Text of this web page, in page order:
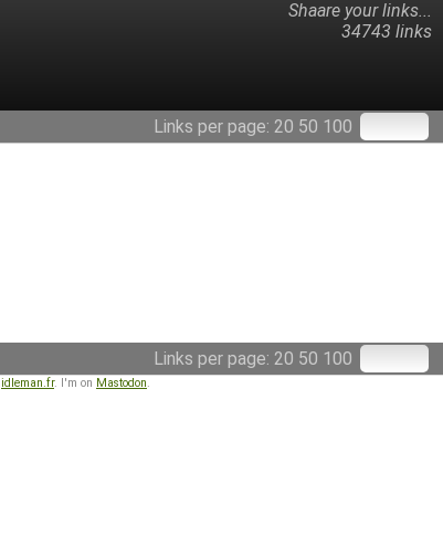
Shaare your links...
34743 links
Links per page: 20 50 100
Links per page: 20 50 100
idleman.fr. I'm on Mastodon.